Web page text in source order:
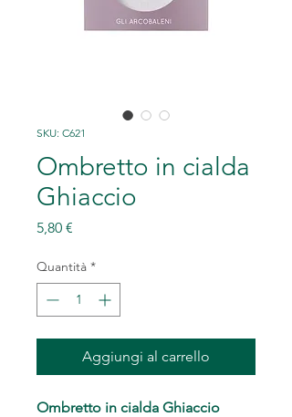
SKU: C621
Ombretto in cialda
Ghiaccio
5,80 €
Quantità *
Aggiungi al carrello
Ombretto in cialda Ghiaccio